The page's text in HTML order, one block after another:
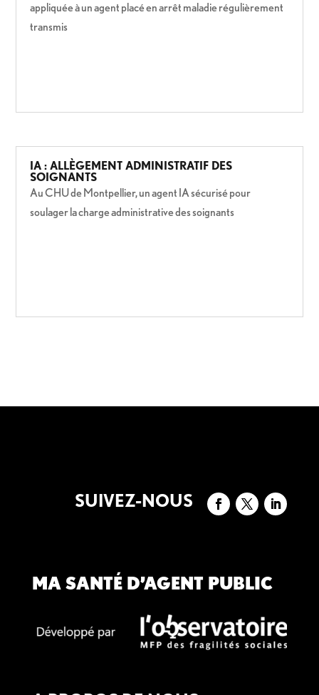
appliquée à un agent placé en arrêt maladie régulièrement
transmis
IA : ALLÈGEMENT ADMINISTRATIF DES
SOIGNANTS
Au CHU de Montpellier, un agent IA sécurisé pour
soulager la charge administrative des soignants
SUIVEZ-NOUS
MA SANTÉ D’AGENT PUBLIC